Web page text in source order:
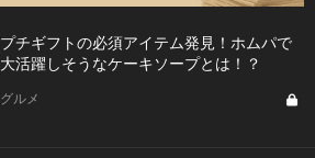
プチギフトの必須アイテム発見！ホムパで
大活躍しそうなケーキソープとは！？
グルメ